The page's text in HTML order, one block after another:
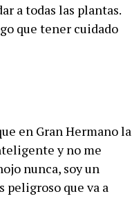
a todas las plantas.
que tener cuidado
en Gran Hermano la
y no me
nunca, soy un
peligroso que va a